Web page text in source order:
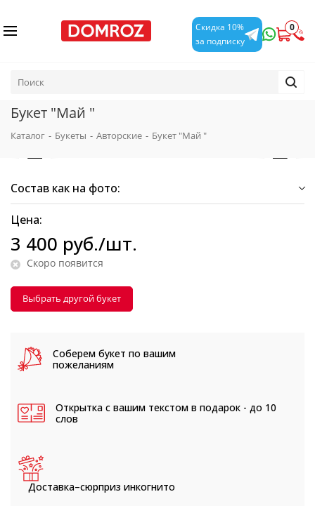
Скидка 10%
за подписку
0
Букет "Май "
Каталог - Букеты - Авторские - Букет "Май "
Состав как на фото:
Цена:
3 400 руб./шт.
Скоро появится
Выбрать другой букет
Соберем букет по вашим
пожеланиям
Открытка с вашим текстом в подарок - до 10
слов
Доставка–сюрприз инкогнито